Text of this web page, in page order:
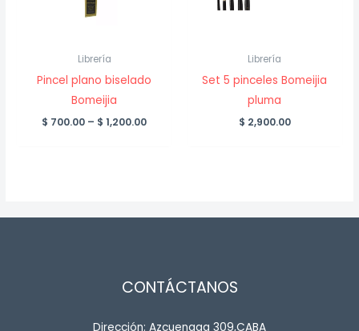
Librería
Pincel plano biselado
Bomeijia
$ 700.00 – $ 1,200.00Price
Librería
Set 5 pinceles Bomeijia
pluma
$ 2,900.00
CONTÁCTANOS
Dirección: Azcuenaga 309,CABA